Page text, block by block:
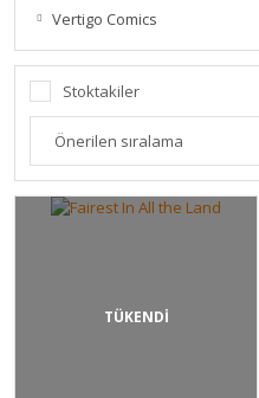
Vertigo Comics
Stoktakiler
TÜKENDİ